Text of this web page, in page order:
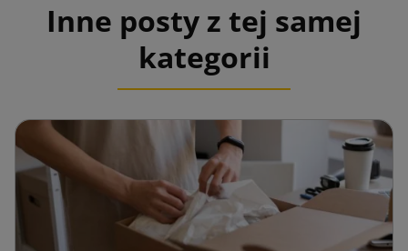
Inne posty z tej samej
kategorii